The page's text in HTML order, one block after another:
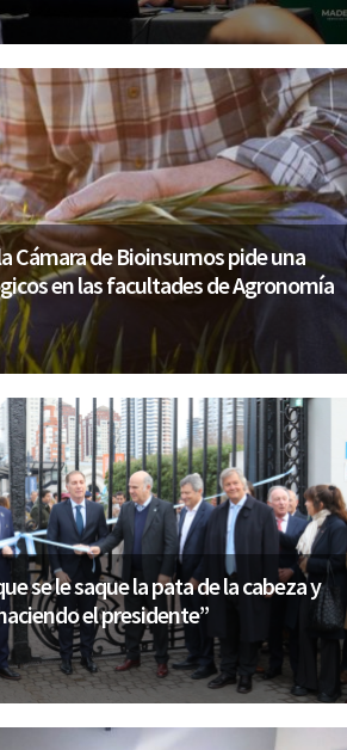
Cámara de Bioinsumos pide una
en las facultades de Agronomía
se le saque la pata de la cabeza y
el presidente”